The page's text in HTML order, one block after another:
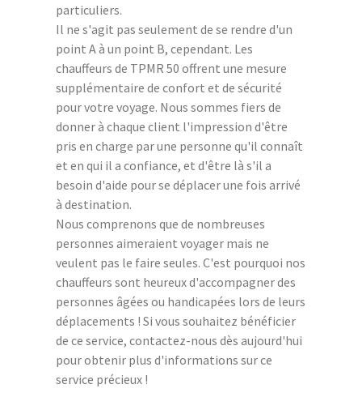
particuliers.
Il ne s'agit pas seulement de se rendre d'un
point A à un point B, cependant. Les
chauffeurs de TPMR 50 offrent une mesure
supplémentaire de confort et de sécurité
pour votre voyage. Nous sommes fiers de
donner à chaque client l'impression d'être
pris en charge par une personne qu'il connaît
et en qui il a confiance, et d'être là s'il a
besoin d'aide pour se déplacer une fois arrivé
à destination.
Nous comprenons que de nombreuses
personnes aimeraient voyager mais ne
veulent pas le faire seules. C'est pourquoi nos
chauffeurs sont heureux d'accompagner des
personnes âgées ou handicapées lors de leurs
déplacements ! Si vous souhaitez bénéficier
de ce service, contactez-nous dès aujourd'hui
pour obtenir plus d'informations sur ce
service précieux !